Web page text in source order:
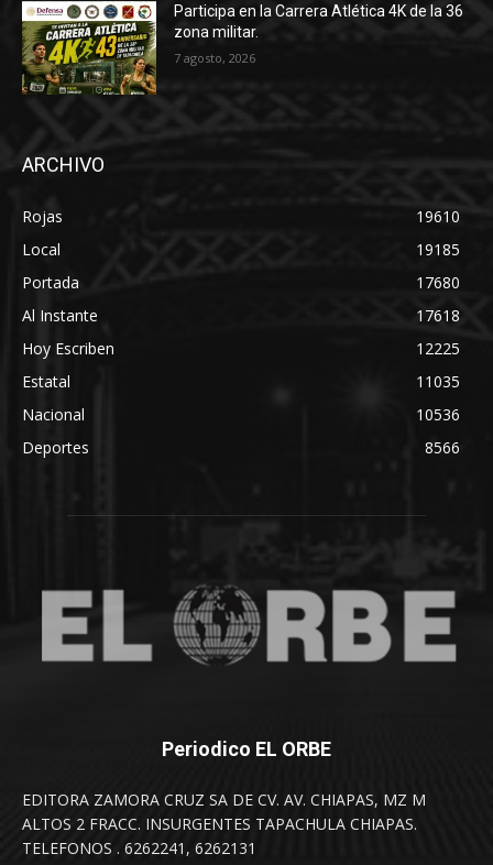
Participa en la Carrera Atlética 4K de la 36
zona militar.
7 agosto, 2026
ARCHIVO
Rojas
19610
Local
19185
Portada
17680
Al Instante
17618
Hoy Escriben
12225
Estatal
11035
Nacional
10536
Deportes
8566
Periodico EL ORBE
EDITORA ZAMORA CRUZ SA DE CV. AV. CHIAPAS, MZ M
ALTOS 2 FRACC. INSURGENTES TAPACHULA CHIAPAS.
TELEFONOS . 6262241, 6262131